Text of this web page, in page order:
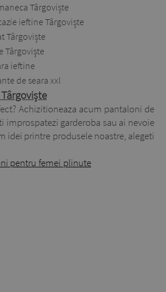
Târgoviște
ieftine Târgoviște
Târgoviște
Târgoviște
ieftine
de seara xxl
Achizitioneaza acum pantaloni de
improspatezi garderoba sau ai nevoie
idei printre produsele noastre, alegeti